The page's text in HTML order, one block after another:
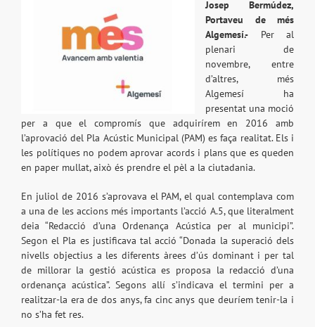
Josep Bermúdez,
Portaveu de més
Algemesí.- Per al
plenari de
novembre, entre
d’altres, més
Algemesí ha
presentat una moció
per a que el compromís que adquirírem en 2016 amb
l’aprovació del Pla Acústic Municipal (PAM) es faça realitat. Els i
les polítiques no podem aprovar acords i plans que es queden
en paper mullat, això és prendre el pèl a la ciutadania.
En juliol de 2016 s’aprovava el PAM, el qual contemplava com
a una de les accions més importants l’acció A.5, que literalment
deia “Redacció d’una Ordenança Acústica per al municipi”.
Segon el Pla es justificava tal acció “Donada la superació dels
nivells objectius a les diferents àrees d’ús dominant i per tal
de millorar la gestió acústica es proposa la redacció d’una
ordenança acústica”. Segons allí s’indicava el termini per a
realitzar-la era de dos anys, fa cinc anys que deuríem tenir-la i
no s’ha fet res.